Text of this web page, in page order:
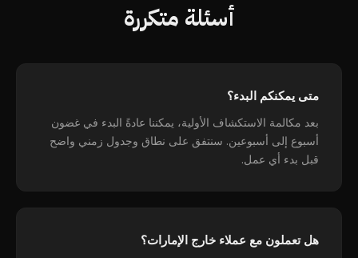
أسئلة متكررة
متى يمكنكم البدء؟
بعد مكالمة الاستكشاف الأولية، يمكننا عادةً البدء في غضون
أسبوع إلى أسبوعين. سنتفق على نطاق وجدول زمني واضح
قبل بدء أي عمل.
هل تعملون مع عملاء خارج الإمارات؟